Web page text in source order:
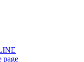
page